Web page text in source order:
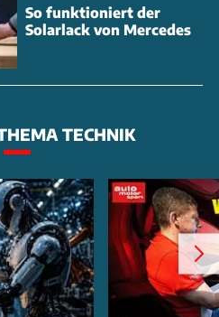
So funktioniert der
Solarlack von Mercedes
TECHNIK